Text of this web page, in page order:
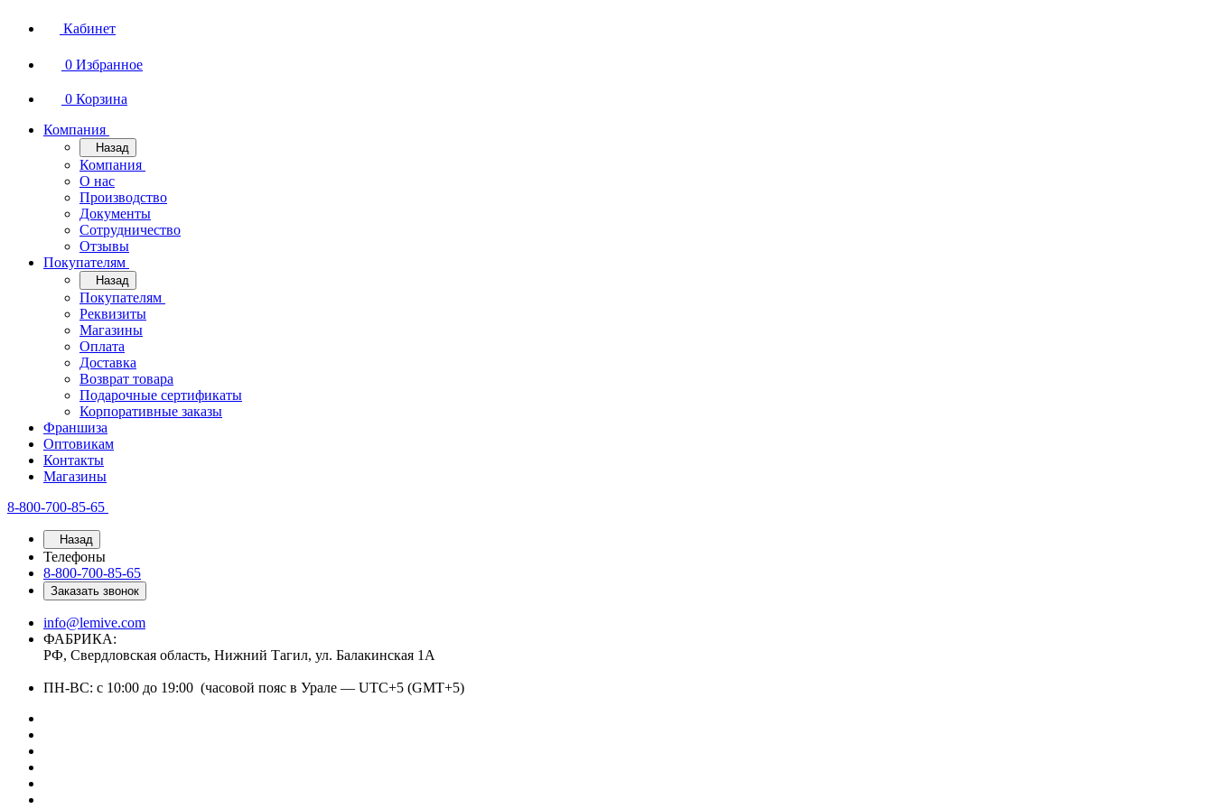
Кабинет
0 Избранное
0 Корзина
Компания
Назад
Компания
О нас
Производство
Документы
Сотрудничество
Отзывы
Покупателям
Назад
Покупателям
Реквизиты
Магазины
Оплата
Доставка
Возврат товара
Подарочные сертификаты
Корпоративные заказы
Франшиза
Оптовикам
Контакты
Магазины
8-800-700-85-65
Назад
Телефоны
8-800-700-85-65
Заказать звонок
info@lemive.com
ФАБРИКА:
РФ, Свердловская область, Нижний Тагил, ул. Балакинская 1А
ПН-ВС: с 10:00 до 19:00 (часовой пояс в Урале — UTC+5 (GMT+5)